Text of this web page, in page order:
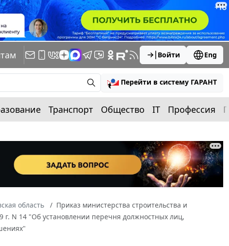
Войти Eng
Перейти в систему ГАРАНТ
Транспорт Общество IT Профессия
область
Приказ министерства строительства и
г. N 14 "Об установлении перечня должностных лиц,